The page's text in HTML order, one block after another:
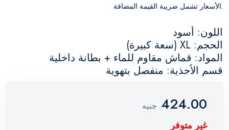
.الأسعار تشمل ضريبة القيمة المضافة
اللون: أسود
الحجم: XL (سعة كبيرة)
المواد: قماش مقاوم للماء + بطانة داخلية
قسم الأحذية: منفصل بتهوية
424.00 جنيه
غير متوفر